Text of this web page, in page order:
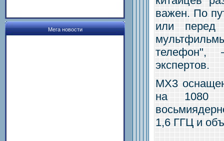
Мега новости
важен. По
или перед
телефон",
экспертов.
MX3
на 1080
1,6 ГГЦ и